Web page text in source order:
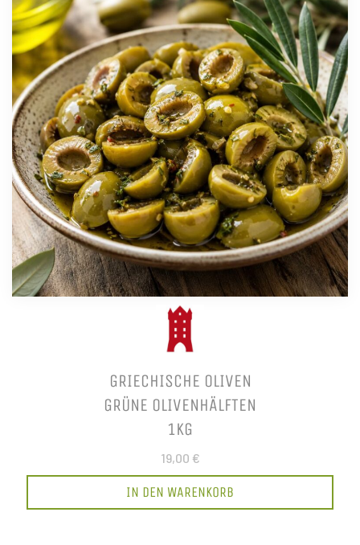
GRIECHISCHE OLIVEN
GRÜNE OLIVENHÄLFTEN
1KG
19,00 €
IN DEN WARENKORB